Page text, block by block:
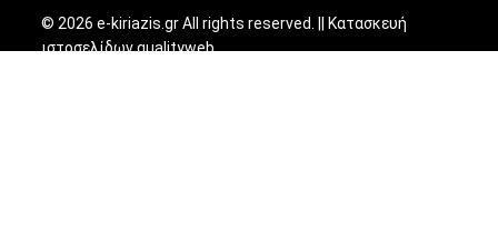
© 2026 e-kiriazis.gr All rights reserved. || Κατασκευή
ιστοσελίδωνqualityweb.